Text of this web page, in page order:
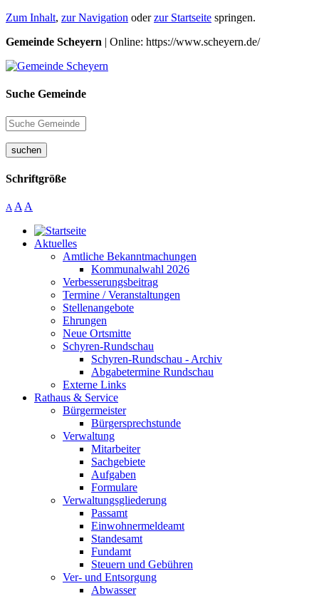
Zum Inhalt, zur Navigation oderzur Startseite springen.
Gemeinde Scheyern | Online: https://www.scheyern.de/
Suche Gemeinde
suchen
Schriftgröße
A A A
Aktuelles
Amtliche Bekanntmachungen
Kommunalwahl 2026
Verbesserungsbeitrag
Termine / Veranstaltungen
Stellenangebote
Ehrungen
Neue Ortsmitte
Schyren-Rundschau
Schyren-Rundschau - Archiv
Abgabetermine Rundschau
Externe Links
Rathaus & Service
Bürgermeister
Bürgersprechstunde
Verwaltung
Mitarbeiter
Sachgebiete
Aufgaben
Formulare
Verwaltungsgliederung
Passamt
Einwohnermeldeamt
Standesamt
Fundamt
Steuern und Gebühren
Ver- und Entsorgung
Abwasser